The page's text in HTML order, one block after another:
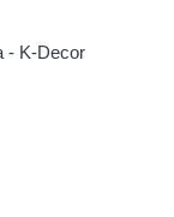
- K-Decor